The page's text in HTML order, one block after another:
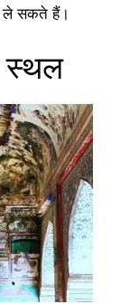
ले सकते हैं।
स्थल